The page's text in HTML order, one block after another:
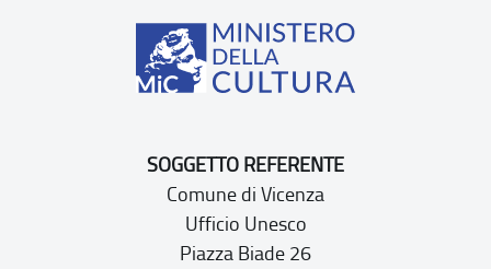
SOGGETTO REFERENTE
Comune di Vicenza
Ufficio Unesco
Piazza Biade 26